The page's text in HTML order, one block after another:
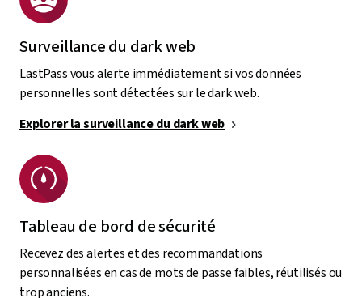
Surveillance du dark web
LastPass vous alerte immédiatement si vos données
personnelles sont détectées sur le dark web.
Explorer la surveillance du dark web
Tableau de bord de sécurité
Recevez des alertes et des recommandations
personnalisées en cas de mots de passe faibles, réutilisés ou
trop anciens.